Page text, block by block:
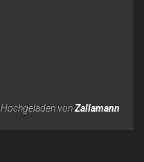
Hochgeladen vonZallamann